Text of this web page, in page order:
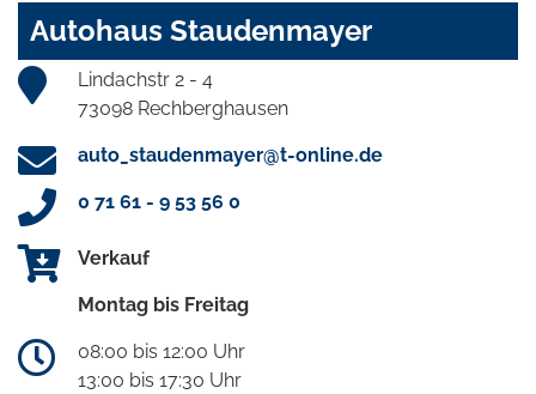
Autohaus Staudenmayer
Lindachstr 2 - 4
73098 Rechberghausen
auto_staudenmayer@t-online.de
0 71 61 - 9 53 56 0
Verkauf
Montag bis Freitag
08:00 bis 12:00 Uhr
13:00 bis 17:30 Uhr